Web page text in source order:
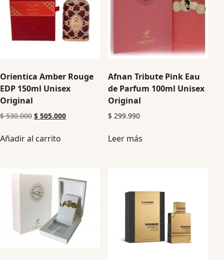
Orientica Amber Rouge
EDP 150ml Unisex
Original
$530.000 $ 505.000
Añadir al carrito
Afnan Tribute Pink Eau
de Parfum 100ml Unisex
Original
$ 299.990
Leer más